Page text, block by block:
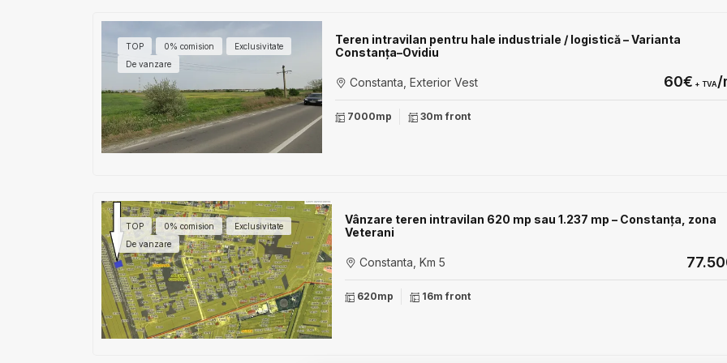
TOP 0% comision
Exclusivitate
De vanzare
Teren intravilan pentru hale industriale / logistică – Varianta
Constanța–Ovidiu
Constanta, Exterior Vest 60€ + TVA/
7000mp 30m front
TOP 0% comision
Exclusivitate
De vanzare
Vânzare teren intravilan 620 mp sau 1.237 mp – Constanța, zona
Veterani
Constanta, Km 5
620mp 16m front